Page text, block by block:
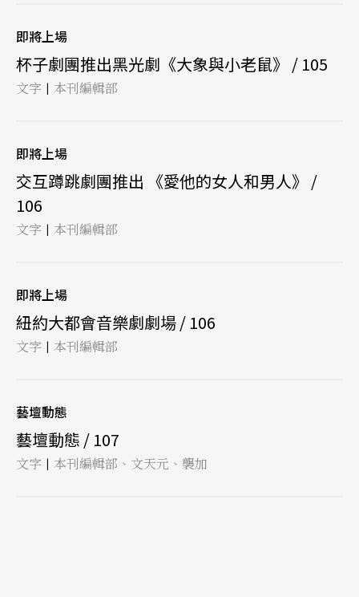
即將上場
杯子劇團推出黑光劇《大象與小老鼠》 / 105
文字 | 本刊編輯部
即將上場
交互蹲跳劇團推出 《愛他的女人和男人》 /
106
文字 | 本刊編輯部
即將上場
紐約大都會音樂劇劇場 / 106
文字 | 本刊編輯部
藝壇動態
藝壇動態 / 107
文字 | 本刊編輯部、文天元、襲加